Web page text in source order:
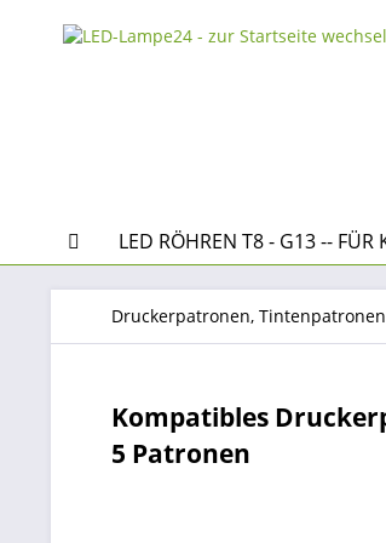
LED RÖHREN T8 - G13 -- FÜR
Druckerpatronen, Tintenpatronen
Kompatibles
5 Patronen